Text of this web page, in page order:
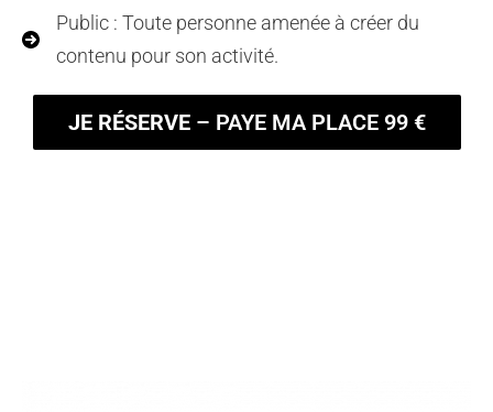
Public : Toute personne amenée à créer du
contenu pour son activité.
JE RÉSERVE – PAYE MA PLACE 99 €